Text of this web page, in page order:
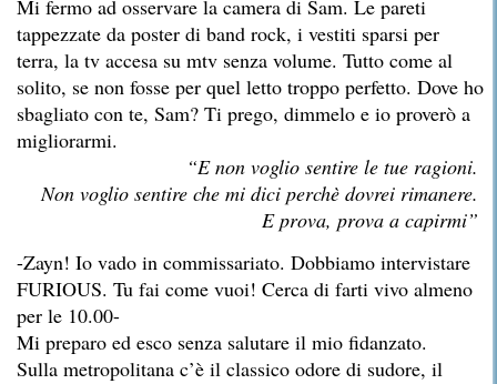
Mi fermo ad osservare la camera di Sam. Le pareti
tappezzate da poster di band rock, i vestiti sparsi per
terra, la tv accesa su mtv senza volume. Tutto come al
solito, se non fosse per quel letto troppo perfetto. Dove ho
sbagliato con te, Sam? Ti prego, dimmelo e io proverò a
migliorarmi.
“E non voglio sentire le tue ragioni.
Non voglio sentire che mi dici perchè dovrei rimanere.
E prova, prova a capirmi”
-Zayn! Io vado in commissariato. Dobbiamo intervistare
FURIOUS. Tu fai come vuoi! Cerca di farti vivo almeno
per le 10.00-
Mi preparo ed esco senza salutare il mio fidanzato.
Sulla metropolitana c’è il classico odore di sudore, il